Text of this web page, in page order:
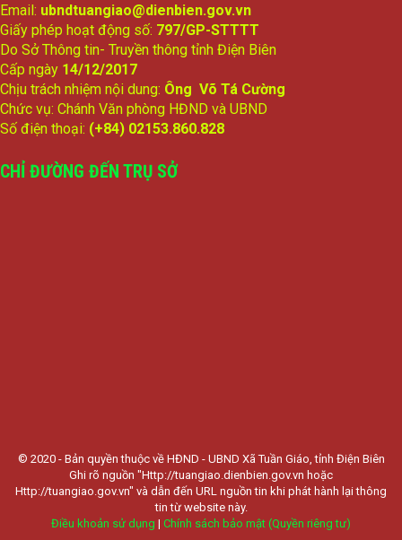
Email: ubndtuangiao@dienbien.gov.vn
Giấy phép hoạt động số: 797/GP-STTTT
Do Sở Thông tin- Truyền thông tỉnh Điện Biên
Cấp ngày 14/12/2017
Chịu trách nhiệm nội dung: Ông Võ Tá Cường
Chức vụ: Chánh Văn phòng HĐND và UBND
Số điện thoại: (+84) 02153.860.828
CHỈ ĐƯỜNG ĐẾN TRỤ SỞ
© 2020 - Bản quyền thuộc về HĐND - UBND Xã Tuần Giáo, tỉnh Điện Biên
Ghi rõ nguồn "Http://tuangiao.dienbien.gov.vn hoặc
Http://tuangiao.gov.vn" và dẫn đến URL nguồn tin khi phát hành lại thông
tin từ website này.
Điều khoản sử dụng | Chính sách bảo mật (Quyền riêng tư)